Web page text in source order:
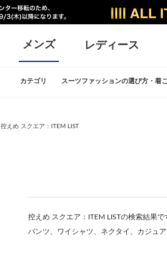
メンズ レディース
カテゴリ スーツファッションの選び方・着
控えめ スクエア：ITEM LIST
控えめ スクエア：ITEM LISTの検索結果
パンツ、ワイシャツ、ネクタイ、カジュ